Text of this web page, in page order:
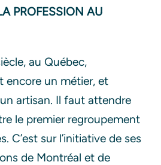
PROFESSION AU
au Québec,
encore un métier, et
artisan. Il faut attendre
le premier regroupement
C’est sur l’initiative de ses
de Montréal et de